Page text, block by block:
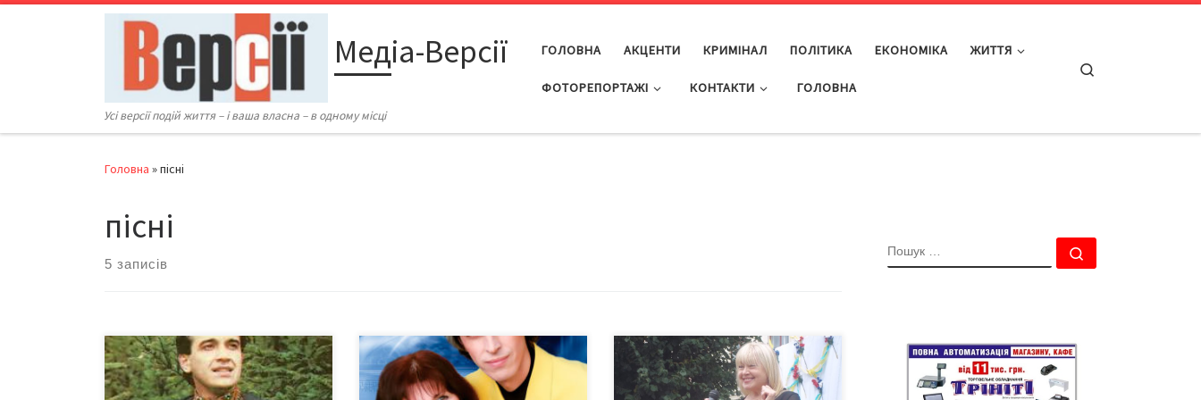
Перейти до вмісту
Медіа-Версії
Усі версії подій життя – і ваша власна – в одному місці
ГОЛОВНА АКЦЕНТИ КРИМІНАЛ ПОЛІТИКА ЕКОНОМІКА ЖИТТЯ
ФОТОРЕПОРТАЖІ КОНТАКТИ ГОЛОВНА
Головна »пісні
пісні
5 записів
З нагоди відзначення 68-ї річниці від
дня народження нашого земляка,
відомого українського співака,
Володимира і Марійку Лобураків і
сьогодні називають «дуетом
закоханих», бо саме з кохання
Про те, які саме діаманти з 2017-го
закарбувалися в її душі, – розмова зі
співачкою, лауреаткою І
ПОШУК